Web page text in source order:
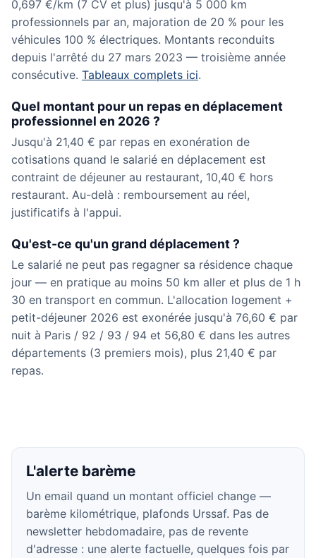
0,697 €/km (7 CV et plus) jusqu'à 5 000 km
professionnels par an, majoration de 20 % pour les
véhicules 100 % électriques. Montants reconduits
depuis l'arrêté du 27 mars 2023 — troisième année
consécutive. Tableaux complets ici.
Quel montant pour un repas en déplacement
professionnel en 2026 ?
Jusqu'à 21,40 € par repas en exonération de
cotisations quand le salarié en déplacement est
contraint de déjeuner au restaurant, 10,40 € hors
restaurant. Au-delà : remboursement au réel,
justificatifs à l'appui.
Qu'est-ce qu'un grand déplacement ?
Le salarié ne peut pas regagner sa résidence chaque
jour — en pratique au moins 50 km aller et plus de 1 h
30 en transport en commun. L'allocation logement +
petit-déjeuner 2026 est exonérée jusqu'à 76,60 € par
nuit à Paris / 92 / 93 / 94 et 56,80 € dans les autres
départements (3 premiers mois), plus 21,40 € par
repas.
L'alerte barème
Un email quand un montant officiel change —
barème kilométrique, plafonds Urssaf. Pas de
newsletter hebdomadaire, pas de revente
d'adresse : une alerte factuelle, quelques fois par